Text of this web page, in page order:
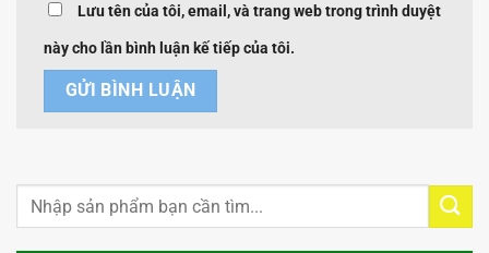
Lưu tên của tôi, email, và trang web trong trình duyệt
này cho lần bình luận kế tiếp của tôi.